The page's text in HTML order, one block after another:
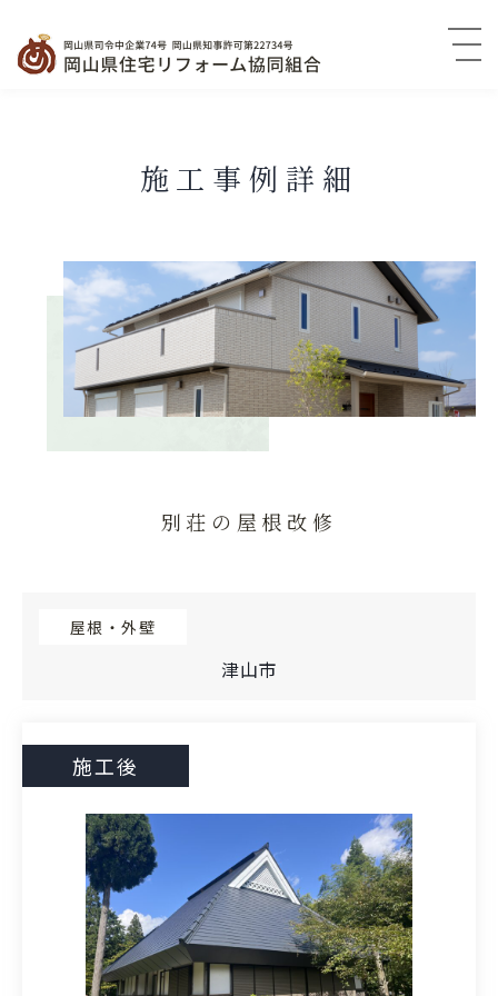
施工事例詳細
別荘の屋根改修
屋根・外壁
津山市
施工後